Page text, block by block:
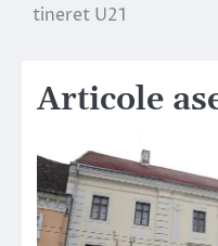
tineret U21
Articole